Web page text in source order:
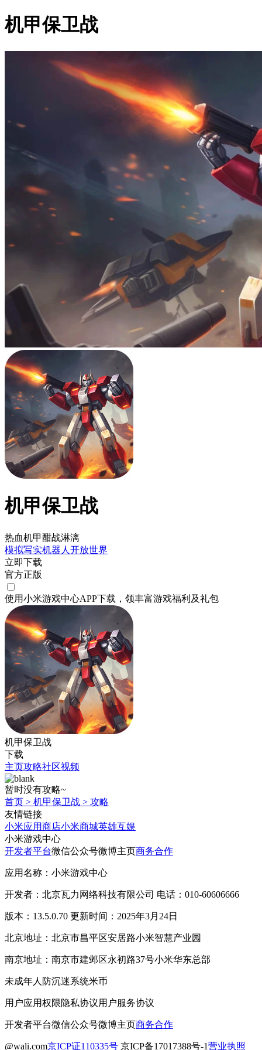
机甲保卫战
机甲保卫战
热血机甲酣战淋漓
模拟写实机器人 开放世界
立即下载
官方正版
使用小米游戏中心APP下载 ，领丰富游戏福利 及礼包
机甲保卫战
下载
主页攻略社区视频
暂时没有攻略~
首页 > 机甲保卫战 > 攻略
友情链接
小米应用商店小米商城英雄互娱
小米游戏中心
开发者平台微信公众号微博主页商务合作
应用名称：小米游戏中心
开发者：北京瓦力网络科技有限公司 电话：010-60606666
版本：13.5.0.70 更新时间：2025年3月24日
北京地址：北京市昌平区安居路小米智慧产业园
南京地址：南京市建邺区永初路37号小米华东总部
未成年人防沉迷系统米币
用户应用权限隐私协议用户服务协议
开发者平台微信公众号微博主页商务合作
@wali.com京ICP证110335号 京ICP备17017388号-1营业执照